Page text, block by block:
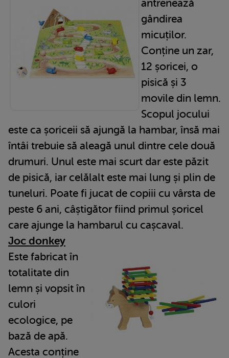
antrenează
gândirea
micuților.
Conține un zar,
12 șoricei, o
pisică și 3
movile din lemn.
Scopul jocului
este ca șoriceii să ajungă la hambar, însă mai
întâi trebuie să aleagă unul dintre cele două
drumuri. Unul este mai scurt dar este păzit
de pisică, iar celălalt este mai lung și plin de
tuneluri. Poate fi jucat de copiii cu vârsta de
peste 6 ani, câștigător fiind primul șoricel
care ajunge la hambarul cu cașcaval.
Joc donkey
Este fabricat în
totalitate din
lemn și vopsit în
culori
ecologice, pe
bază de apă.
Acesta conține